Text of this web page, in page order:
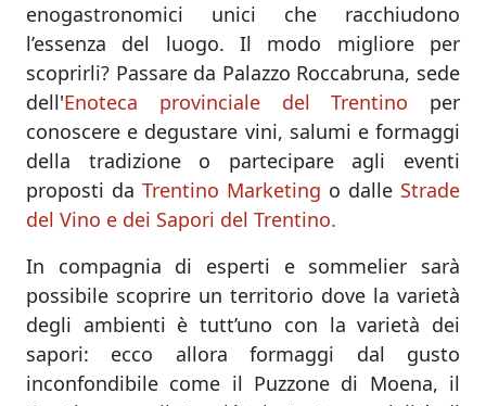
enogastronomici unici che racchiudono
l’essenza del luogo. Il modo migliore per
scoprirli? Passare da Palazzo Roccabruna, sede
dell'Enoteca provinciale del Trentino per
conoscere e degustare vini, salumi e formaggi
della tradizione o partecipare agli eventi
proposti da Trentino Marketing o dalle Strade
del Vino e dei Sapori del Trentino.
In compagnia di esperti e sommelier sarà
possibile scoprire un territorio dove la varietà
degli ambienti è tutt’uno con la varietà dei
sapori: ecco allora formaggi dal gusto
inconfondibile come il Puzzone di Moena, il